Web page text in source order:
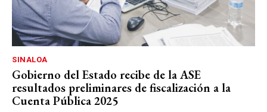
SINALOA
Gobierno del Estado recibe de la ASE
resultados preliminares de fiscalización a la
Cuenta Pública 2025